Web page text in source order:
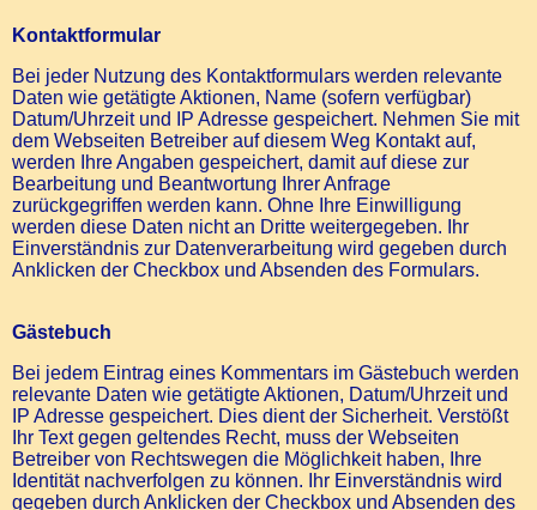
Kontaktformular
Bei jeder Nutzung des Kontaktformulars werden relevante
Daten wie getätigte Aktionen, Name (sofern verfügbar)
Datum/Uhrzeit und IP Adresse gespeichert. Nehmen Sie mit
dem Webseiten Betreiber auf diesem Weg Kontakt auf,
werden Ihre Angaben gespeichert, damit auf diese zur
Bearbeitung und Beantwortung Ihrer Anfrage
zurückgegriffen werden kann. Ohne Ihre Einwilligung
werden diese Daten nicht an Dritte weitergegeben. Ihr
Einverständnis zur Datenverarbeitung wird gegeben durch
Anklicken der Checkbox und Absenden des Formulars.
Gästebuch
Bei jedem Eintrag eines Kommentars im Gästebuch werden
relevante Daten wie getätigte Aktionen, Datum/Uhrzeit und
IP Adresse gespeichert. Dies dient der Sicherheit. Verstößt
Ihr Text gegen geltendes Recht, muss der Webseiten
Betreiber von Rechtswegen die Möglichkeit haben, Ihre
Identität nachverfolgen zu können. Ihr Einverständnis wird
gegeben durch Anklicken der Checkbox und Absenden des